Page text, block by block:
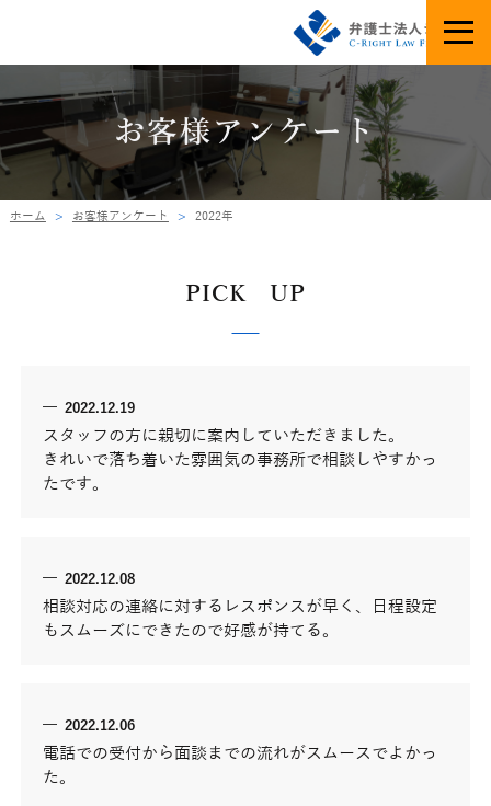
お客様アンケート
ホーム お客様アンケート 2022年
PICK UP
2022.12.19
スタッフの方に親切に案内していただきました。
きれいで落ち着いた雰囲気の事務所で相談しやすかっ
たです。
2022.12.08
相談対応の連絡に対するレスポンスが早く、日程設定
もスムーズにできたので好感が持てる。
2022.12.06
電話での受付から面談までの流れがスムースでよかっ
た。